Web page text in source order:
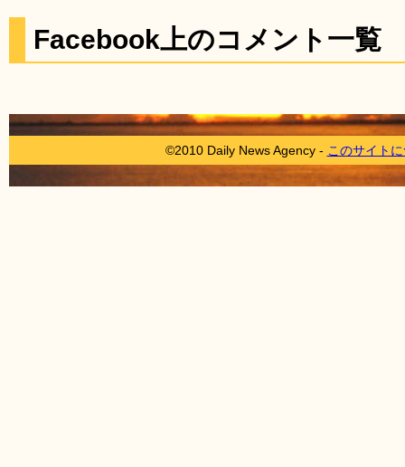
Facebook上のコメント一覧
©2010 Daily News Agency - このサイト